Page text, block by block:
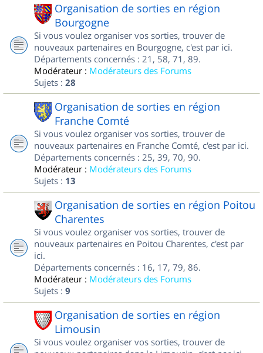
Organisation de sorties en région
Bourgogne
Si vous voulez organiser vos sorties, trouver de
nouveaux partenaires en Bourgogne, c'est par ici.
Départements concernés : 21, 58, 71, 89.
Modérateur : Modérateurs des Forums
Sujets : 28
Organisation de sorties en région
Franche Comté
Si vous voulez organiser vos sorties, trouver de
nouveaux partenaires en Franche Comté, c'est par ici.
Départements concernés : 25, 39, 70, 90.
Modérateur : Modérateurs des Forums
Sujets : 13
Organisation de sorties en région Poitou
Charentes
Si vous voulez organiser vos sorties, trouver de
nouveaux partenaires en Poitou Charentes, c'est par
ici.
Départements concernés : 16, 17, 79, 86.
Modérateur : Modérateurs des Forums
Sujets : 9
Organisation de sorties en région
Limousin
Si vous voulez organiser vos sorties, trouver de